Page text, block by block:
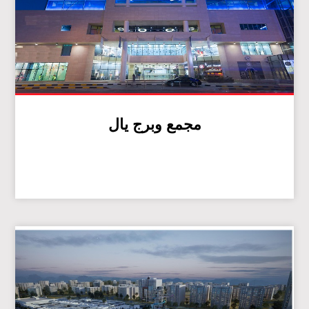
مجمع وبرج يال